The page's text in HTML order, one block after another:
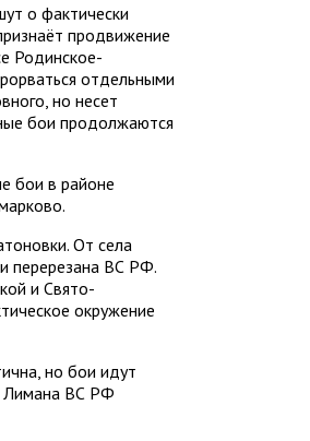
о фактически
продвижение
Родинское-
отдельными
но несет
бои продолжаются
бои в районе
От села
перерезана ВС РФ.
и Свято-
окружение
но бои идут
Лимана ВС РФ